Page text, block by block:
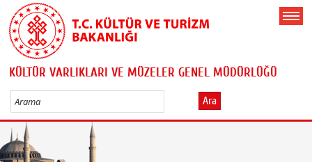
KÜLTÜR VARLIKLARI VE MÜZELER GENEL MÜDÜRLÜĞÜ
Ara